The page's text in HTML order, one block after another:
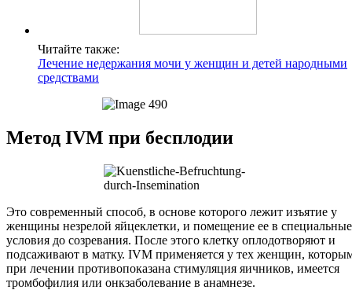
Читайте также:
Лечение недержания мочи у женщин и детей народными
средствами
Метод IVM при бесплодии
Это современный способ, в основе которого лежит изъятие у
женщины незрелой яйцеклетки, и помещение ее в специальные
условия до созревания. После этого клетку оплодотворяют и
подсаживают в матку. IVM применяется у тех женщин,
при лечении противопоказана стимуляция яичников, имеется
тромбофилия или онкзаболевание в анамнезе.